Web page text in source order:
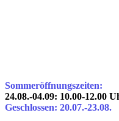
Sommeröffnungszeiten:
24.08.-04.09: 10.00-12.00
Geschlossen: 20.07.-23.08.